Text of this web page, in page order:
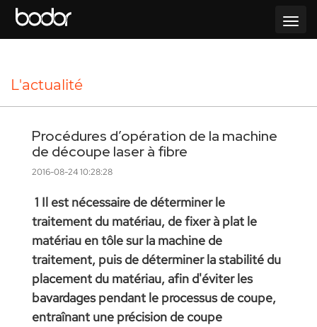
L'actualité
Procédures d’opération de la machine
de découpe laser à fibre
2016-08-24 10:28:28
1 Il est nécessaire de déterminer le
traitement du matériau, de fixer à plat le
matériau en tôle sur la machine de
traitement, puis de déterminer la stabilité du
placement du matériau, afin d'éviter les
bavardages pendant le processus de coupe,
entraînant une précision de coupe